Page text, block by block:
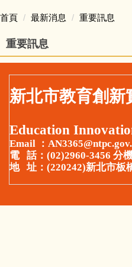
關於我們
師資培訓
學校型態
非學校型態
首頁 最新消息 重要訊息
重要訊息
新北市教育創新
Education
Email ：
電 話：(02)2960-3456 分
地 址：(220242)新北市板